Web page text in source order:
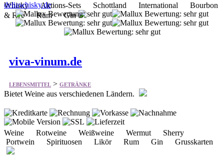
Whisky Aktions-Sets Schottland International Bourbon
& Rye Rum Gin
deliawhisky.de
viva-vinum.de
LEBENSMITTEL > GETRÄNKE
Bietet Weine aus verschiedenen Ländern.
Weine Rotweine Weißweine Wermut Sherry
Portwein Spirituosen Likör Rum Gin Grusskarten